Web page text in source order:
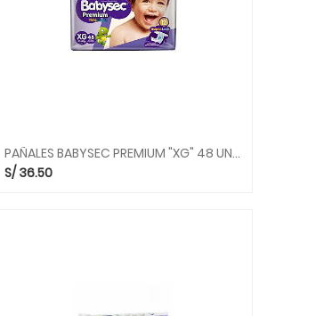
PAÑALES BABYSEC PREMIUM "XG" 48 UND.
S/36.50